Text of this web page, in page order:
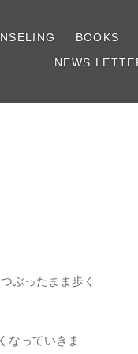
BOOKS
NEWS
ぶったまま歩く
なっていきま